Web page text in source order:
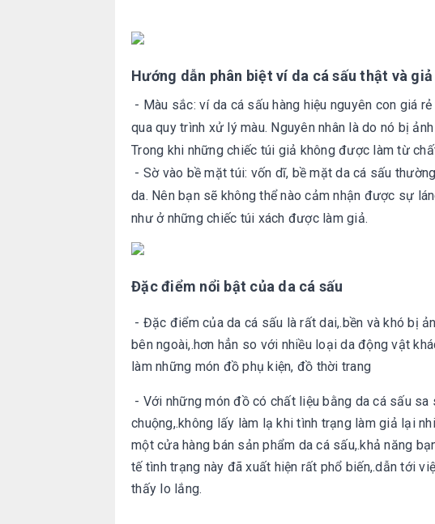
Hướng dẫn phân biệt ví da cá sấu thật và giả
- Màu sắc: ví da cá sấu hàng hiệu nguyên con giá
qua quy trình xử lý màu. Nguyên nhân là do nó bị
Trong khi những chiếc túi giả không được làm từ
- Sờ vào bề mặt túi: vốn dĩ, bề mặt da cá sấu
da. Nên bạn sẽ không thể nào cảm nhận được sự
như ở những chiếc túi xách được làm giả.
Đặc điểm nổi bật của da cá sấu
- Đặc điểm của da cá sấu là rất dai,.bền và khó bị
bên ngoài,.hơn hẳn so với nhiều loại da động vật
làm những món đồ phụ kiện, đồ thời trang
- Với những món đồ có chất liệu bằng da cá sấu
chuộng,.không lấy làm lạ khi tình trạng làm giả lại
một cửa hàng bán sản phẩm da cá sấu,.khả năng
tế tình trạng này đã xuất hiện rất phổ biến,.dẫn tới
thấy lo lắng.